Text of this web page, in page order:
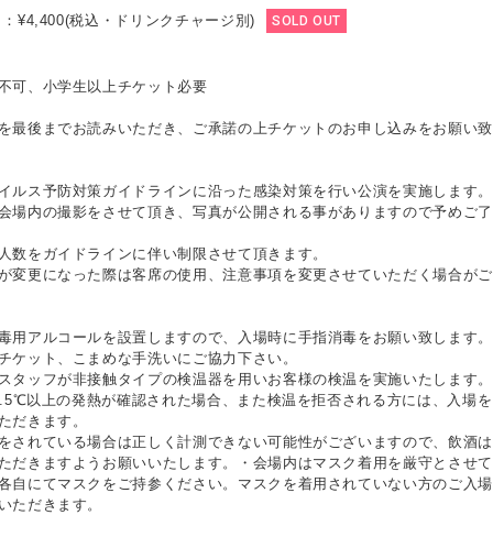
¥4,400(税込・ドリンクチャージ別) SOLD OUT
可、小学生以上チケット必要
最後までお読みいただき、ご承諾の上チケットのお申し込みをお願い致
ルス予防対策ガイドラインに沿った感染対策を行い公演を実施します。
場内の撮影をさせて頂き、写真が公開される事がありますので予めご了
数をガイドラインに伴い制限させて頂きます。
変更になった際は客席の使用、注意事項を変更させていただく場合がご
用アルコールを設置しますので、入場時に手指消毒をお願い致します。
ケット、こまめな手洗いにご協力下さい。
タッフが非接触タイプの検温器を用いお客様の検温を実施いたします。
以上の発熱が確認された場合、また検温を拒否される方には、入場を
だきます。
されている場合は正しく計測できない可能性がございますので、飲酒は
だきますようお願いいたします。・会場内はマスク着用を厳守とさせて
自にてマスクをご持参ください。マスクを着用されていない方のご入場
ただきます。